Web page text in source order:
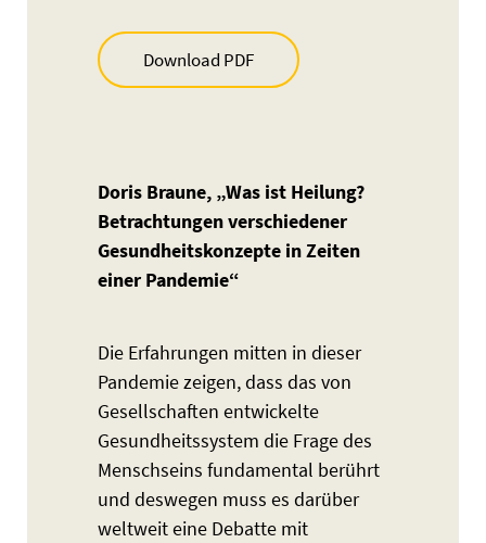
Download PDF
Doris Braune, „Was ist Heilung?
Betrachtungen verschiedener
Gesundheitskonzepte in Zeiten
einer Pandemie“
Die Erfahrungen mitten in dieser
Pandemie zeigen, dass das von
Gesellschaften entwickelte
Gesundheitssystem die Frage des
Menschseins fundamental berührt
und deswegen muss es darüber
weltweit eine Debatte mit